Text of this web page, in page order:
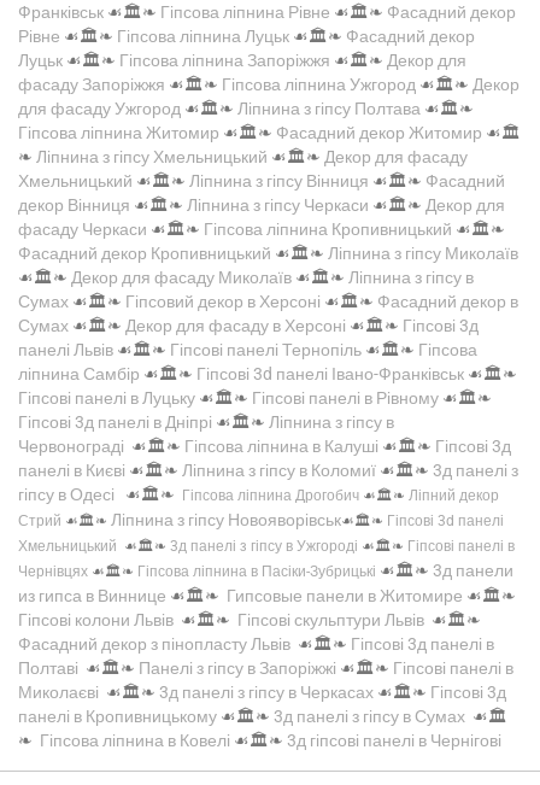
Франківськ ☙🏛️❧ Гіпсова ліпнина Рівне ☙🏛️❧ Фасадний декор
Рівне ☙🏛️❧ Гіпсова ліпнина Луцьк ☙🏛️❧ Фасадний декор
Луцьк ☙🏛️❧ Гіпсова ліпнина Запоріжжя ☙🏛️❧ Декор для
фасаду Запоріжжя ☙🏛️❧ Гіпсова ліпнина Ужгород ☙🏛️❧ Декор
для фасаду Ужгород ☙🏛️❧ Ліпнина з гіпсу Полтава ☙🏛️❧
Гіпсова ліпнина Житомир ☙🏛️❧ Фасадний декор Житомир ☙🏛️
❧ Ліпнина з гіпсу Хмельницький ☙🏛️❧ Декор для фасаду
Хмельницький ☙🏛️❧ Ліпнина з гіпсу Вінниця ☙🏛️❧ Фасадний
декор Вінниця ☙🏛️❧ Ліпнина з гіпсу Черкаси ☙🏛️❧ Декор для
фасаду Черкаси ☙🏛️❧ Гіпсова ліпнина Кропивницький ☙🏛️❧
Фасадний декор Кропивницький ☙🏛️❧ Ліпнина з гіпсу Миколаїв
☙🏛️❧ Декор для фасаду Миколаїв ☙🏛️❧ Ліпнина з гіпсу в
Сумах ☙🏛️❧ Гіпсовий декор в Херсоні ☙🏛️❧ Фасадний декор в
Сумах ☙🏛️❧ Декор для фасаду в Херсоні ☙🏛️❧ Гіпсові 3д
панелі Львів ☙🏛️❧ Гіпсові панелі Тернопіль ☙🏛️❧ Гіпсова
ліпнина Самбір ☙🏛️❧ Гіпсові 3d панелі Івано-Франківськ ☙🏛️❧
Гіпсові панелі в Луцьку ☙🏛️❧ Гіпсові панелі в Рівному ☙🏛️❧
Гіпсові 3д панелі в Дніпрі ☙🏛️❧ Ліпнина з гіпсу в
Червонограді ☙🏛️❧ Гіпсова ліпнина в Калуші ☙🏛️❧ Гіпсові 3д
панелі в Києві ☙🏛️❧ Ліпнина з гіпсу в Коломиї ☙🏛️❧ 3д панелі з
гіпсу в Одесі ☙🏛️❧ Гіпсова ліпнина Дрогобич ☙🏛️❧ Ліпний декор
Стрий ☙🏛️❧ Ліпнина з гіпсу Новояворівськ☙🏛️❧ Гіпсові 3d панелі
Хмельницький ☙🏛️❧ 3д панелі з гіпсу в Ужгороді ☙🏛️❧ Гіпсові панелі в
Чернівцях ☙🏛️❧ Гіпсова ліпнина в Пасіки-Зубрицькі ☙🏛️❧ 3д панели
из гипса в Виннице ☙🏛️❧ Гипсовые панели в Житомире ☙🏛️❧
Гіпсові колони Львів ☙🏛️❧ Гіпсові скульптури Львів ☙🏛️❧
Фасадний декор з пінопласту Львів ☙🏛️❧ Гіпсові 3д панелі в
Полтаві ☙🏛️❧ Панелі з гіпсу в Запоріжжі ☙🏛️❧ Гіпсові панелі в
Миколаєві ☙🏛️❧ 3д панелі з гіпсу в Черкасах ☙🏛️❧ Гіпсові 3д
панелі в Кропивницькому ☙🏛️❧ 3д панелі з гіпсу в Сумах ☙🏛️
❧ Гіпсова ліпнина в Ковелі ☙🏛️❧ 3д гіпсові панелі в Чернігові